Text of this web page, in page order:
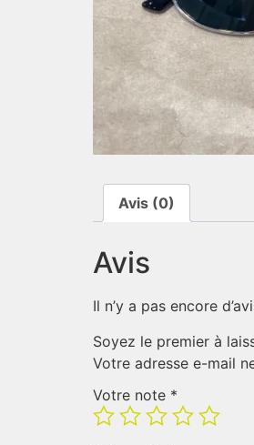
Avis (0)
Avis
Il n’y a pas encore
Soyez le premier à
Votre adresse e-mail
Votre note *